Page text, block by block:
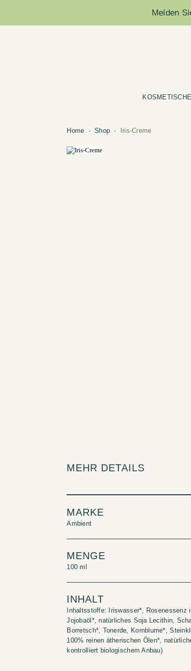
Melden
Home Shop Iris-Creme
MEHR DETAILS
MARKE
Ambient
MENGE
100 ml
INHALT
Inhaltsstoffe: Iriswasser*, Rosenessenz
Jojobaöl*, natürliches Soja Lecithin,
Borretsch*, Tonerde, Kornblume*,
100% reinen ätherischen Ölen*,
kontrolliert biologischem Anbau)